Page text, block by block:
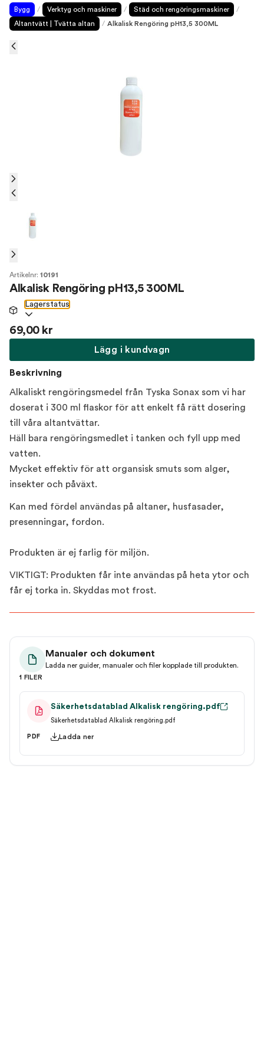
Bygg / Verktyg och maskiner / Städ och rengöringsmaskiner
/
Altantvätt | Tvätta altan
/ Alkalisk Rengöring pH13,5 300ML
Artikelnr: 10191
Alkalisk Rengöring pH13,5 300ML
Lagerstatus
69,00 kr
Lägg i kundvagn
Beskrivning
Alkaliskt rengöringsmedel från Tyska Sonax som vi har
doserat i 300 ml flaskor för att enkelt få rätt dosering
till våra altantvättar.
Häll bara rengöringsmedlet i tanken och fyll upp med
vatten.
Mycket effektiv för att organsisk smuts som alger,
insekter och påväxt.
Kan med fördel användas på altaner, husfasader,
presenningar, fordon.
Produkten är ej farlig för miljön.
VIKTIGT: Produkten får inte användas på heta ytor och
får ej torka in. Skyddas mot frost.
Manualer och dokument
Ladda ner guider, manualer och filer kopplade till produkten.
1 FILER
Säkerhetsdatablad Alkalisk rengöring.pdf
Säkerhetsdatablad Alkalisk rengöring.pdf
PDF Ladda ner